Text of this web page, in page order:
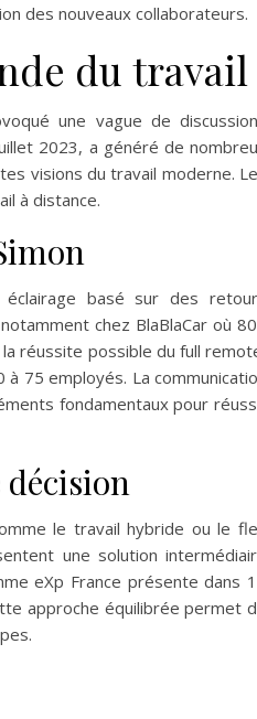
des nouveaux collaborateurs.
du travail
une vague de
2023, a généré de
visions du travail moderne.
à distance.
basé sur des
chez BlaBlaCar où
réussite possible du full
75 employés. La
fondamentaux pour
décision
le travail hybride ou le
une solution
eXp France présente dans
approche équilibrée permet